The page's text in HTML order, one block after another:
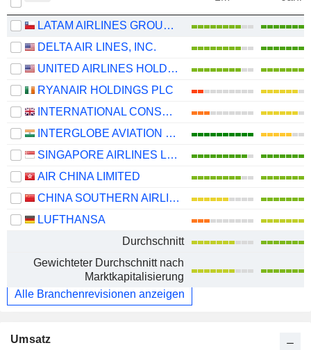
LATAM AIRLINES GROUP S.A.
DELTA AIR LINES, INC.
UNITED AIRLINES HOLDINGS, INC.
RYANAIR HOLDINGS PLC
INTERNATIONAL CONSOLIDATED AIRLINES GROUP, S.A.
INTERGLOBE AVIATION LIMITED
SINGAPORE AIRLINES LIMITED
AIR CHINA LIMITED
CHINA SOUTHERN AIRLINES COMPANY LIMITED
LUFTHANSA
Durchschnitt
Gewichteter Durchschnitt nach
Marktkapitalisierung
Alle Branchenrevisionen anzeigen
Umsatz